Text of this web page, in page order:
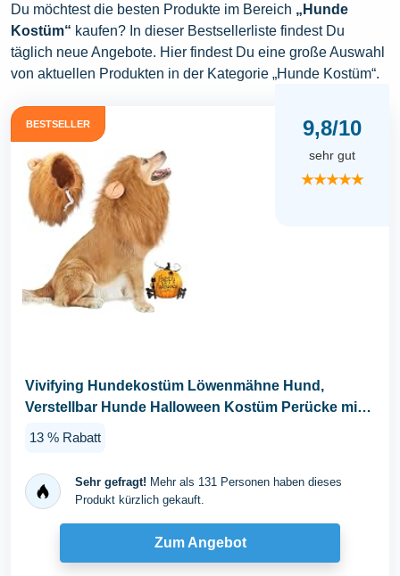
Du möchtest die besten Produkte im Bereich „Hunde
Kostüm“ kaufen? In dieser Bestsellerliste findest Du
täglich neue Angebote. Hier findest Du eine große Auswahl
von aktuellen Produkten in der Kategorie „Hunde Kostüm“.
BESTSELLER 9,8/10
sehr gut
★★★★★
Vivifying Hundekostüm Löwenmähne Hund,
Verstellbar Hunde Halloween Kostüm Perücke mit
13 % Rabatt
Sehr gefragt! Mehr als 131 Personen haben dieses
Produkt kürzlich gekauft.
Zum Angebot